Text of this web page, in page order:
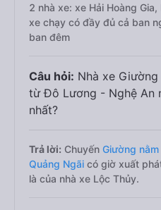
2 nhà xe: xe Hải Hoàng
xe chạy có đầy đủ cả ban
ban đêm
Câu hỏi: Nhà xe
từ Đô Lương - Nghệ An
nhất?
Trả lời: Chuyến Giường
Quảng Ngãi có giờ xuất
là của nhà xe Lộc Thủy.